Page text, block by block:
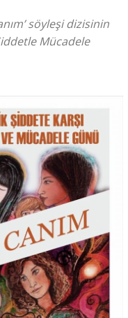
söyleşi dizisinin
Mücadele